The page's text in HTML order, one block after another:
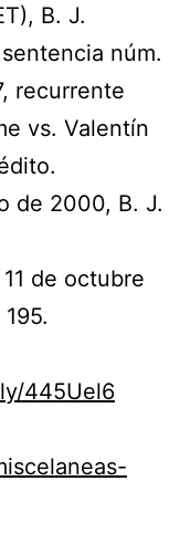
B. J.
núm.
recurrente
vs. Valentín
de 2000, B. J.
de octubre
445Uel6